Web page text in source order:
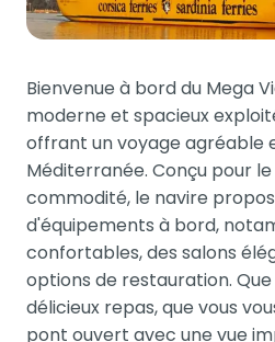
Bienvenue à bord du Mega
moderne et spacieux
offrant un voyage agréable
Méditerranée. Conçu pour
commodité, le navire
d'équipements à bord,
confortables, des salons
options de restauration.
délicieux repas, que vous
pont ouvert avec une vue